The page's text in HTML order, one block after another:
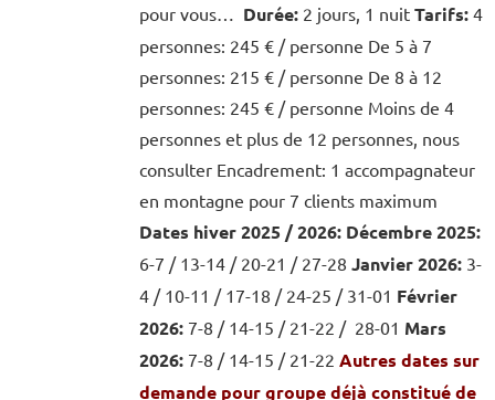
pour vous…
Durée:2 jours, 1 nuit Tarifs:4
personnes: 245 € / personne De 5 à 7
personnes: 215 € / personne De 8 à 12
personnes: 245 € / personne Moins de 4
personnes et plus de 12 personnes, nous
consulter Encadrement: 1 accompagnateur
en montagne pour 7 clients maximum
Dates hiver 2025 / 2026: Décembre 2025:
6-7 / 13-14 / 20-21 / 27-28 Janvier 2026:3-
4 / 10-11 / 17-18 / 24-25 / 31-01 Février
2026:7-8 / 14-15 / 21-22 / 28-01 Mars
2026:7-8 / 14-15 / 21-22 Autres dates sur
demande pour groupe déjà constitué de